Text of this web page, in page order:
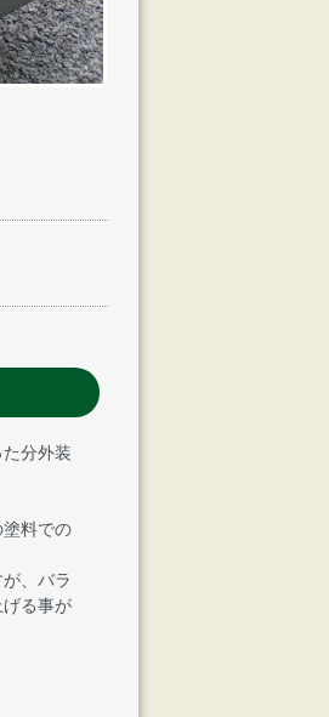
分外装
料での
、バラ
る事が